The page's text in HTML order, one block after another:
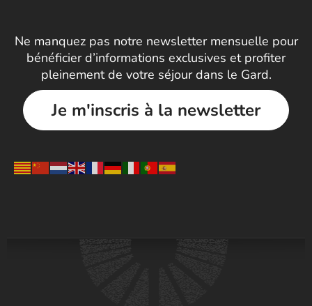
Ne manquez pas notre newsletter mensuelle pour
bénéficier d’informations exclusives et profiter
pleinement de votre séjour dans le Gard.
Je m'inscris à la newsletter